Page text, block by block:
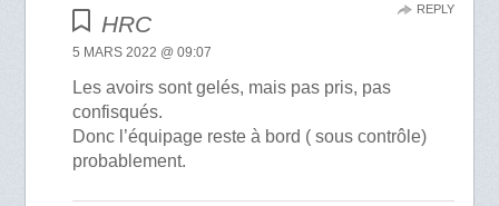
HRC
5 MARS 2022 @ 09:07
Les avoirs sont gelés, mais pas pris, pas
confisqués.
Donc l’équipage reste à bord ( sous contrôle)
probablement.
REPLY